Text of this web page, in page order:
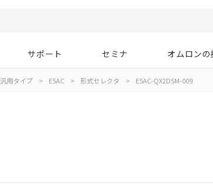
サポート セミナ オムロン
汎用タイプ > E5AC > 形式セレクタ > E5AC-QX2DSM-009